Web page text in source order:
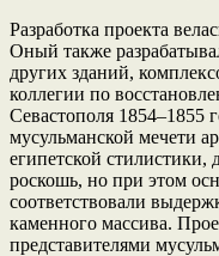
Разработка проекта
Оный также
других зданий,
коллегии по
Севастополя 1854–1855
мусульманской мечети
египетской стилистики,
роскошь, но при этом
соответствовали
каменного массива.
представителями